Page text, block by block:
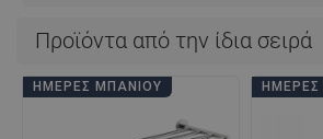
Προϊόντα από την ίδια σειρά
ΗΜΈΡΕΣ ΜΠΆΝΙΟΥ